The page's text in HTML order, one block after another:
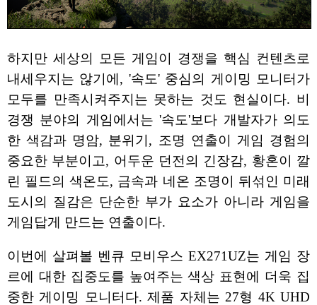
하지만 세상의 모든 게임이 경쟁을 핵심 컨텐츠로
내세우지는 않기에, '속도' 중심의 게이밍 모니터가
모두를 만족시켜주지는 못하는 것도 현실이다. 비
경쟁 분야의 게임에서는 '속도'보다 개발자가 의도
한 색감과 명암, 분위기, 조명 연출이 게임 경험의
중요한 부분이고, 어두운 던전의 긴장감, 황혼이 깔
린 필드의 색온도, 금속과 네온 조명이 뒤섞인 미래
도시의 질감은 단순한 부가 요소가 아니라 게임을
게임답게 만드는 연출이다.
이번에 살펴볼 벤큐 모비우스 EX271UZ는 게임 장
르에 대한 집중도를 높여주는 색상 표현에 더욱 집
중한 게이밍 모니터다. 제품 자체는 27형 4K UHD